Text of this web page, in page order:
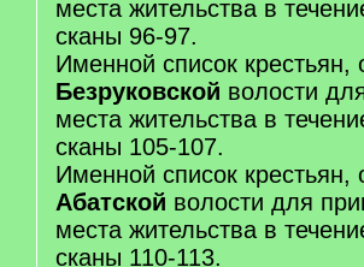
места жительства в
сканы 96-97.
Именной список крестьян,
Безруковской волости
места жительства в
сканы 105-107.
Именной список крестьян,
Абатской волости для
места жительства в
сканы 110-113.